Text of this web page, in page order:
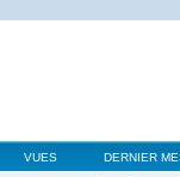
VUES DERNIER